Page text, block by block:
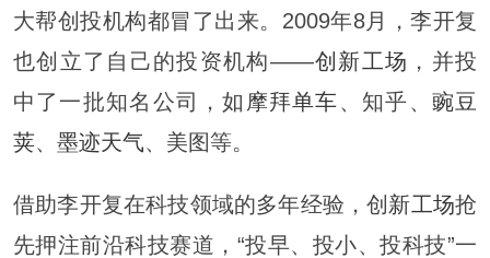
大帮创投机构都冒了出来。2009年8月，李开复
也创立了自己的投资机构——创新工场 ，并投
中了一批知名公司，如 摩拜单车、知乎、 豌豆
荚、 墨迹天气、美图等。
借助李开复在科技领域的多年经验，创 新工场抢
先押注前沿科技赛道，“投早、投小、投科技”一